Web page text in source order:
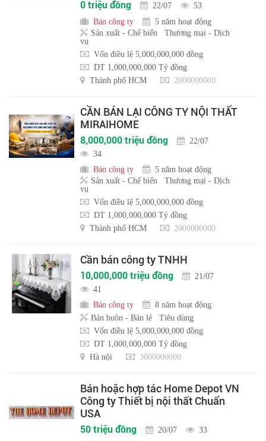
0 triệu đồng 22/07
53
Bán công ty
5 năm hoạt động
Sản xuất - Chế biến
Thương mại - Dịch
vụ
Vốn điều lệ 5,000,000,000 đồng
DT 1,000,000,000 Tỷ đồng
Thành phố HCM
2000000000
CẦN BÁN LẠI CÔNG TY NỘI THẤT
MIRAIHOME
8,000,000 triệu đồng
22/07
34
Bán công ty
5 năm hoạt động
Sản xuất - Chế biến
Thương mại - Dịch
vụ
Vốn điều lệ 5,000,000,000 đồng
DT 1,000,000,000 Tỷ đồng
Thành phố HCM
2000000000
Cần bán công ty TNHH
10,000,000 triệu đồng
21/07
41
Bán công ty
8 năm hoạt động
Bán buôn - Bán lẻ
Tiêu dùng
Vốn điều lệ 5,000,000,000 đồng
DT 1,000,000,000 Tỷ đồng
Hà nội
3000000000
Bán hoặc hợp tác Home Depot VN
Công ty Thiết bị nội thất Chuẩn
USA
50 triệu đồng 20/07
33